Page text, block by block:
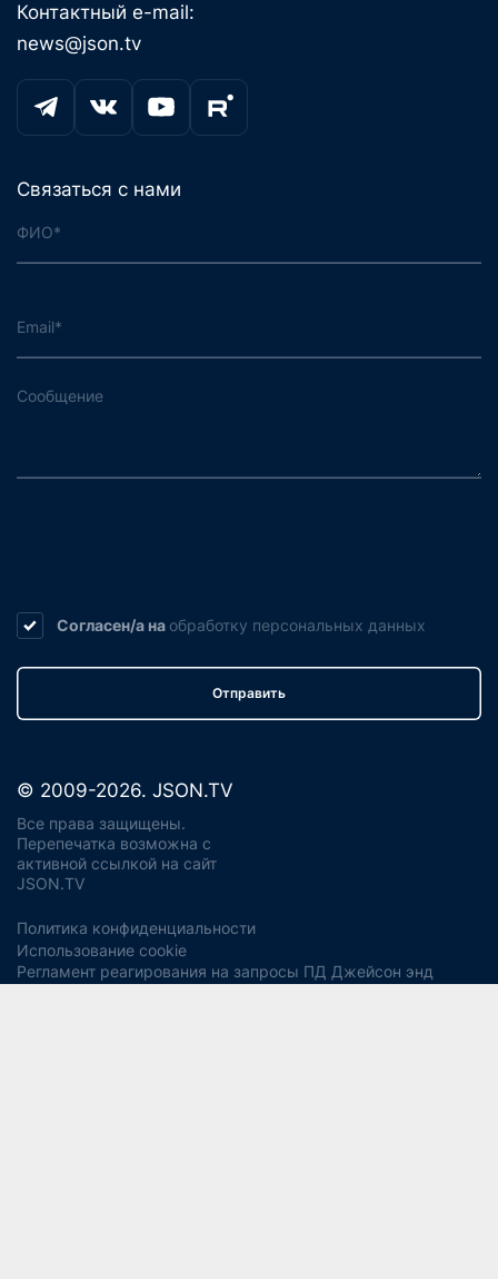
Контактный e-mail:
news@json.tv
Связаться с нами
Согласен/а на обработку персональных данных
Отправить
© 2009-2026. JSON.TV
Все права защищены.
Перепечатка возможна с
активной ссылкой на сайт
JSON.TV
Политика конфиденциальности
Использование cookie
Регламент реагирования на запросы ПД Джейсон энд